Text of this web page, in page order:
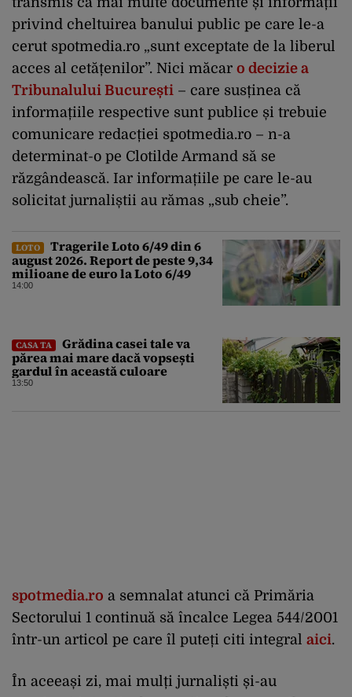
privind cheltuirea banului public pe care le-a
cerut spotmedia.ro „sunt exceptate de la liberul
acces al cetățenilor”. Nici măcar o decizie a
Tribunalului București – care susținea că
informațiile respective sunt publice și trebuie
comunicare redacției spotmedia.ro – n-a
determinat-o pe Clotilde Armand să se
răzgândească. Iar informațiile pe care le-au
solicitat jurnaliștii au rămas „sub cheie”.
LOTO
Tragerile Loto 6/49 din 6
august 2026. Report de peste 9,34
milioane de euro la Loto 6/49
14:00
CASA TA
Grădina casei tale va
părea mai mare dacă vopsești
gardul în această culoare
13:50
spotmedia.ro a semnalat atunci că Primăria
Sectorului 1 continuă să încalce Legea 544/2001
într-un articol pe care îl puteți citi integral aici.
În aceeași zi, mai mulți jurnaliști și-au